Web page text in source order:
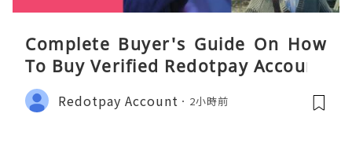
Complete Buyer's Guide On How
To Buy Verified Redotpay Account
Redotpay Account 2小時前